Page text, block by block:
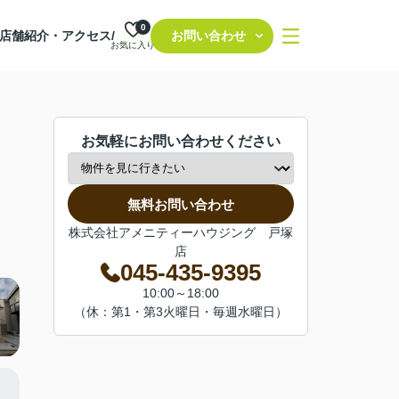
店舗紹介・アクセス/
お気に入り
0
お問い合わせ
お気軽にお問い合わせください
無料お問い合わせ
株式会社アメニティーハウジング 戸塚
店
045-435-9395
10:00～18:00
（休：第1・第3火曜日・毎週水曜日）